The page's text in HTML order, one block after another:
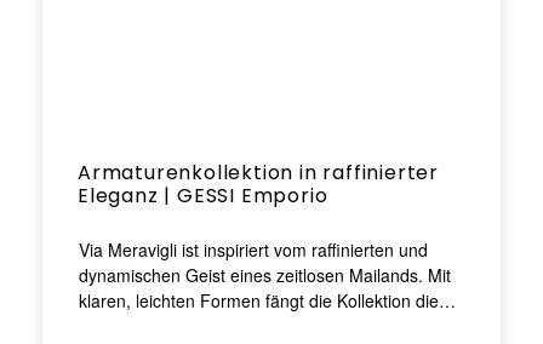
Armaturenkollektion in raffinierter
Eleganz | GESSI Emporio
Via Meravigli ist inspiriert vom raffinierten und
dynamischen Geist eines zeitlosen Mailands. Mit
klaren, leichten Formen fängt die Kollektion die…